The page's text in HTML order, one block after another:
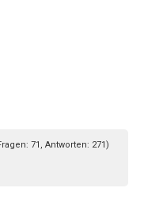
71, Antworten: 271)